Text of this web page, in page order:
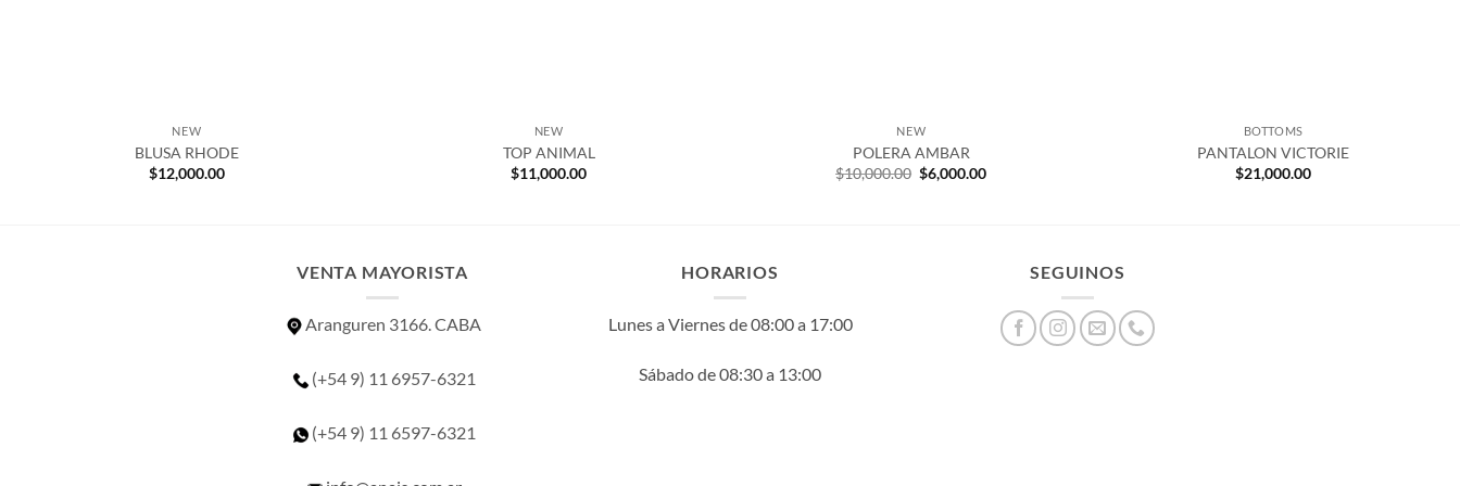
NEW
BLUSA RHODE
$12,000.00
NEW
TOP ANIMAL
$11,000.00
NEW
POLERA AMBAR
$10,000.00 El
precio
$6,000.00El
BOTTOMS
PANTALON VICTORIE
$21,000.00
VENTA MAYORISTA
Aranguren 3166. CABA
(+54 9) 11 6957-6321
(+54 9) 11 6597-6321
HORARIOS
Lunes a Viernes de 08:00 a 17:00
Sábado de 08:30 a 13:00
SEGUINOS